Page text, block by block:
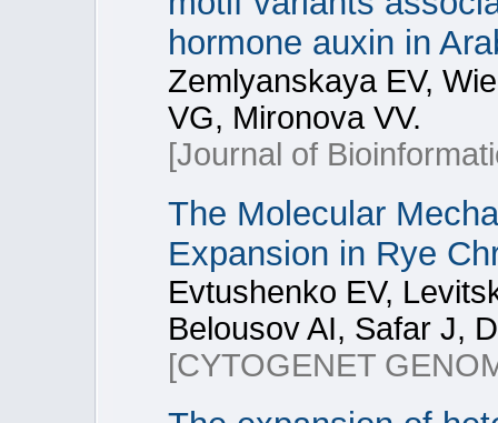
hormone auxin in
Zemlyanskaya EV,
VG, Mironova VV.
[Journal of
The Molecular
Expansion in Rye
Evtushenko EV,
Belousov AI, Safar J,
[CYTOGENET